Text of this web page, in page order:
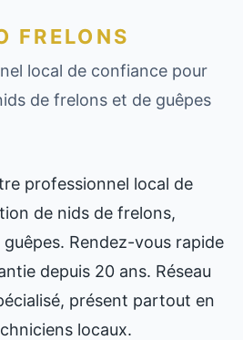
FRELONS
local de confiance pour
de frelons et de guêpes
professionnel local de
de nids de frelons,
Rendez-vous rapide
depuis 20 ans. Réseau
présent partout en
locaux.